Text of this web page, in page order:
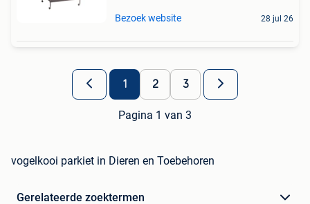
Bezoek website 28 jul 26
1 2 3
Pagina 1 van 3
vogelkooi parkiet in Dieren en Toebehoren
Gerelateerde zoektermen